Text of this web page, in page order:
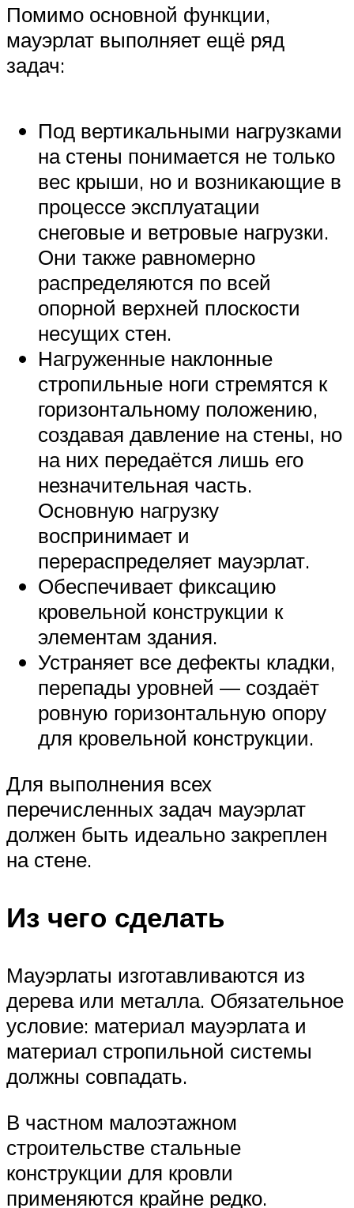
Помимо основной функции,
мауэрлат выполняет ещё ряд
задач:
Под вертикальными нагрузками
на стены понимается не только
вес крыши, но и возникающие в
процессе эксплуатации
снеговые и ветровые нагрузки.
Они также равномерно
распределяются по всей
опорной верхней плоскости
несущих стен.
Нагруженные наклонные
стропильные ноги стремятся к
горизонтальному положению,
создавая давление на стены, но
на них передаётся лишь его
незначительная часть.
Основную нагрузку
воспринимает и
перераспределяет мауэрлат.
Обеспечивает фиксацию
кровельной конструкции к
элементам здания.
Устраняет все дефекты кладки,
перепады уровней — создаёт
ровную горизонтальную опору
для кровельной конструкции.
Для выполнения всех
перечисленных задач мауэрлат
должен быть идеально закреплен
на стене.
Из чего сделать
Мауэрлаты изготавливаются из
дерева или металла. Обязательное
условие: материал мауэрлата и
материал стропильной системы
должны совпадать.
В частном малоэтажном
строительстве стальные
конструкции для кровли
применяются крайне редко.